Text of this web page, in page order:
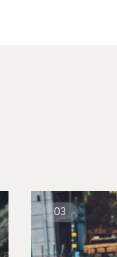
03